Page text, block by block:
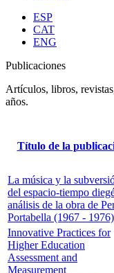
ESP
CAT
ENG
Publicaciones
Artículos, libros,
años.
Título de la
La música y la
del espacio-tiempo
análisis de la obra de
Portabella (1967 -
Innovative Practices for
Higher Education
Assessment and
Measurement